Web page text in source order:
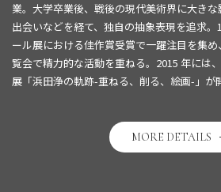
業。大学卒業後、戦後の現代美術界に大き
出会いなどを経て、独自の抽象表現を追求
ール展における佳作賞受賞で一躍注目を集
覧会で精力的な活動を重ねる。2015 年には
展「浜田浄の軌跡-重ねる、削る、絵画-」が
館が作品を所蔵している。MORE DETAILS